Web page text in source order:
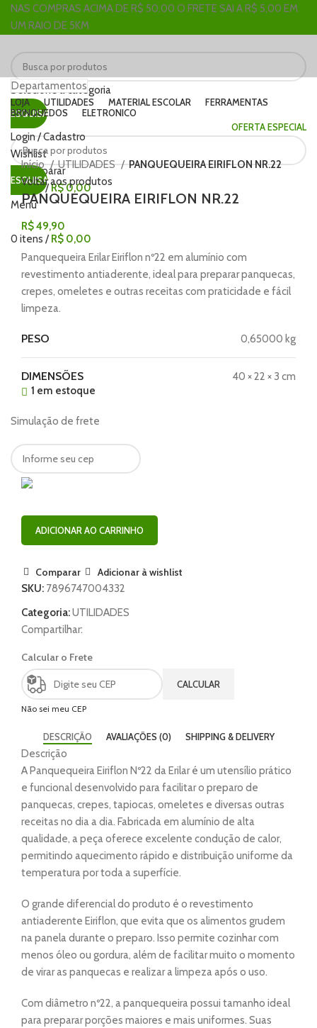
NAS COMPRAS ACIMA DE R$ 50,00 O FRETE SAI A R$ 5,00 EM
UM RAIO DE 5KM
Selecione a categoria
PESQUISAR
Login / Cadastro
Wishlist
Comparar
0itens/R$0,00
Menu
0 itens / R$ 0,00
Departamentos
LOJA UTILIDADES MATERIAL ESCOLAR
FERRAMENTAS
BRINQUEDOS
ELETRONICO
OFERTA ESPECIAL
PESQUISAR
Clique para ampliar
Início
UTILIDADES
PANQUEQUEIRA EIRIFLON NR.22
Voltar aos produtos
PANQUEQUEIRA EIRIFLON NR.22
R$49,90
Panquequeira Erilar Eiriflon nº22 em alumínio com
revestimento antiaderente, ideal para preparar panquecas,
crepes, omeletes e outras receitas com praticidade e fácil
limpeza.
PESO 0,65000 kg
DIMENSÕES
40 × 22 × 3 cm
1 em estoque
Simulação de frete
ADICIONAR AO CARRINHO
Comparar
Adicionar à wishlist
SKU: 7896747004332
Categoria:UTILIDADES
Compartilhar:
Calcular o Frete
CALCULAR
Não sei meu CEP
DESCRIÇÃO AVALIAÇÕES (0) SHIPPING & DELIVERY
Descrição
A Panquequeira Eiriflon Nº22 da Erilar é um utensílio prático
e funcional desenvolvido para facilitar o preparo de
panquecas, crepes, tapiocas, omeletes e diversas outras
receitas no dia a dia. Fabricada em alumínio de alta
qualidade, a peça oferece excelente condução de calor,
permitindo aquecimento rápido e distribuição uniforme da
temperatura por toda a superfície.
O grande diferencial do produto é o revestimento
antiaderente Eiriflon, que evita que os alimentos grudem
na panela durante o preparo. Isso permite cozinhar com
menos óleo ou gordura, além de facilitar muito o momento
de virar as panquecas e realizar a limpeza após o uso.
Com diâmetro nº22, a panquequeira possui tamanho ideal
para preparar porções maiores e mais uniformes. Suas